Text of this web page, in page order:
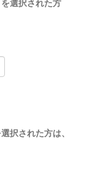
選択された方
択された方は、